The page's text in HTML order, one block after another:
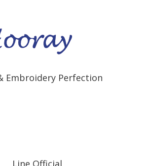
Embroidery Perfection